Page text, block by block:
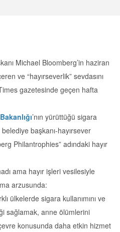
Michael Bloomberg’in haziran
ve “hayırseverlik” sevdasını
gazetesinde geçen hafta
’nın yürüttüğü sigara
başkanı-hayırsever
Philantrophies” adındaki hayır
ama hayır işleri vesilesiyle
arzusunda:
ülkelerde sigara kullanımını ve
sağlamak, anne ölümlerini
konusunda daha etkin hizmet